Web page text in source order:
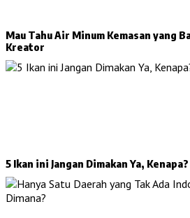
Mau Tahu Air Minum Kemasan yang
Kreator
5 Ikan ini Jangan Dimakan Ya, Kenapa?